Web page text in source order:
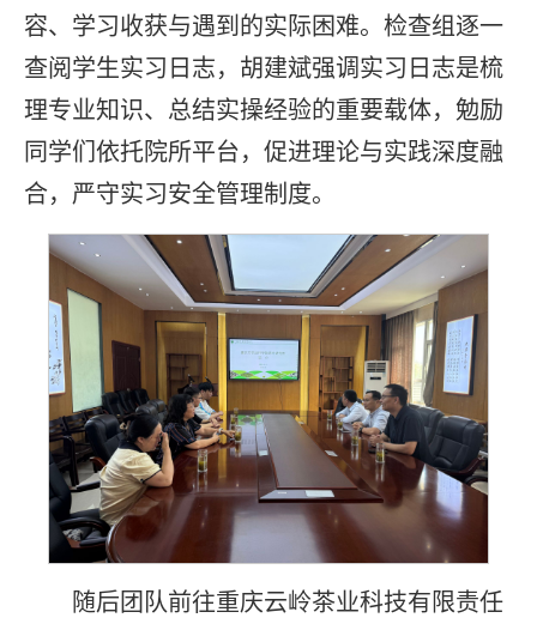
容、学习收获与遇到的实际困难。检查组逐一
查阅学生实习日志，胡建斌强调实习日志是梳
理专业知识、总结实操经验的重要载体，勉励
同学们依托院所平台，促进理论与实践深度融
合，严守实习安全管理制度。
随后团队前往重庆云岭茶业科技有限责任